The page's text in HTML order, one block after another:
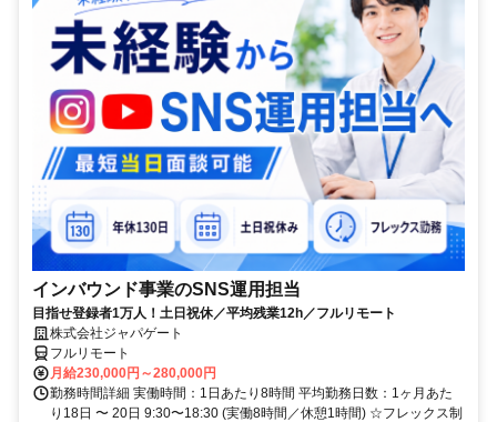
インバウンド事業のSNS運用担当
目指せ登録者1万人！土日祝休／平均残業12h／フルリモート
株式会社ジャパゲート
フルリモート
月給230,000円～280,000円
勤務時間詳細 実働時間：1日あたり8時間 平均勤務日数：1ヶ月あた
り18日 〜 20日 9:30〜18:30 (実働8時間／休憩1時間) ☆フレックス制